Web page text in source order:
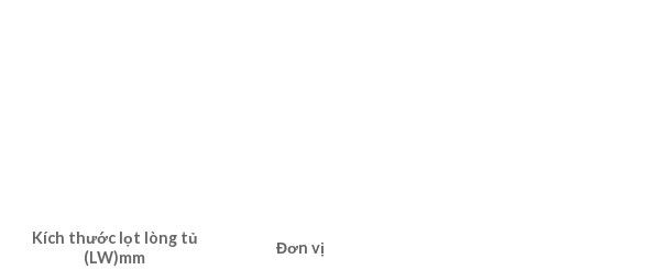
Kích thước lọt lòng tủ
(LW)mm
Đơn vị